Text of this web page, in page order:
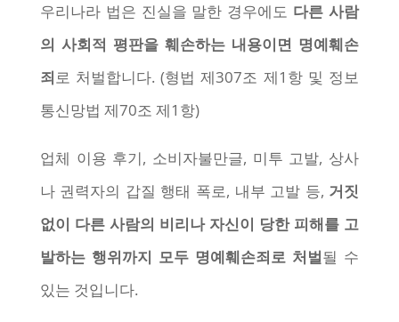
우리나라 법은 진실을 말한 경우에도 다른 사람
의 사회적 평판을 훼손하는 내용이면 명예훼손
죄로 처벌합니다. (형법 제307조 제1항 및 정보
통신망법 제70조 제1항)
업체 이용 후기, 소비자불만글, 미투 고발, 상사
나 권력자의 갑질 행태 폭로, 내부 고발 등, 거짓
없이 다른 사람의 비리나 자신이 당한 피해를 고
발하는 행위까지 모두 명예훼손죄로 처벌될 수
있는 것입니다.